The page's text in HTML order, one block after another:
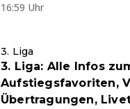
16:59 Uhr
3. Liga
3. Liga: Alle Infos
Aufstiegsfavoriten,
Übertragungen,